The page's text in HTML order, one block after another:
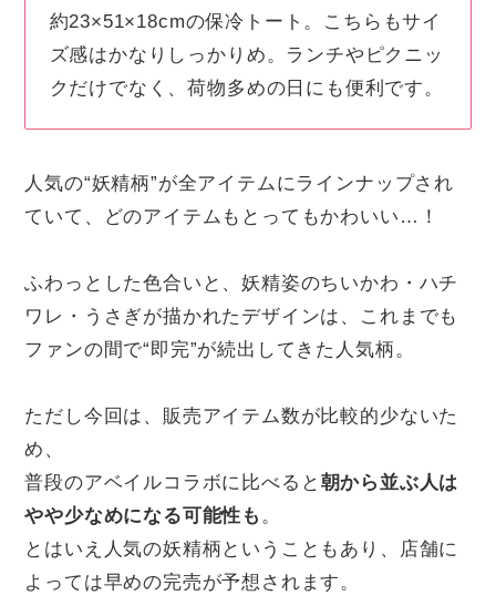
約23×51×18cmの保冷トート。こちらもサイ
ズ感はかなりしっかりめ。ランチやピクニッ
クだけでなく、荷物多めの日にも便利です。
人気の“妖精柄”が全アイテムにラインナップされ
ていて、どのアイテムもとってもかわいい…！
ふわっとした色合いと、妖精姿のちいかわ・ハチ
ワレ・うさぎが描かれたデザインは、これまでも
ファンの間で“即完”が続出してきた人気柄。
ただし今回は、販売アイテム数が比較的少ないた
め、
普段のアベイルコラボに比べると 朝から並ぶ人は
やや少なめになる可能性も 。
とはいえ人気の妖精柄ということもあり、店舗に
よっては早めの完売が予想されます。